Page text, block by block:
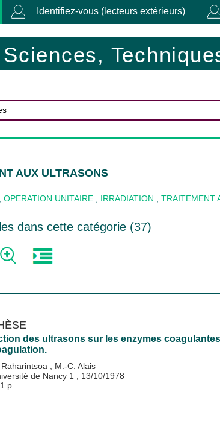
Identifiez-vous (lecteurs extérieurs)
AUX ULTRASONS
OPERATION UNITAIRE IRRADIATION TRAITEMENT
dans cette catégorie (37)
des ultrasons sur les enzymes
; M.-C. Alais
de Nancy 1 ; 13/10/1978
p.